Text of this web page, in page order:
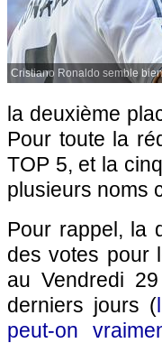
Cristiano Ronaldo semble
la deuxième
Pour toute la
TOP 5, et la
plusieurs noms
Pour rappel, la
des votes pour
au Vendredi
derniers jours (
peut-on